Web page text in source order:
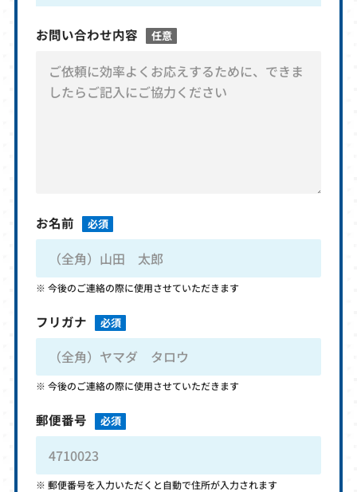
お問い合わせ内容 任意
お名前 必須
今後のご連絡の際に使用させていただきます
フリガナ 必須
今後のご連絡の際に使用させていただきます
郵便番号 必須
郵便番号を入力いただくと自動で住所が入力されます